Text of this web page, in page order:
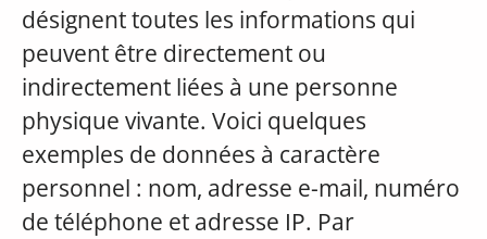
désignent toutes les informations qui
peuvent être directement ou
indirectement liées à une personne
physique vivante. Voici quelques
exemples de données à caractère
personnel : nom, adresse e-mail, numéro
de téléphone et adresse IP. Par